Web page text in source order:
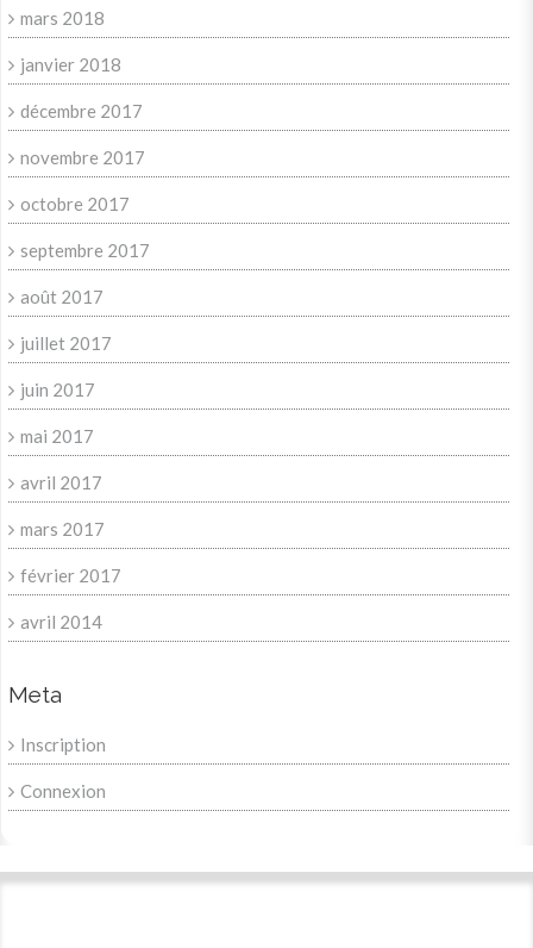
mars 2018
janvier 2018
décembre 2017
novembre 2017
octobre 2017
septembre 2017
août 2017
juillet 2017
juin 2017
mai 2017
avril 2017
mars 2017
février 2017
avril 2014
Meta
Inscription
Connexion